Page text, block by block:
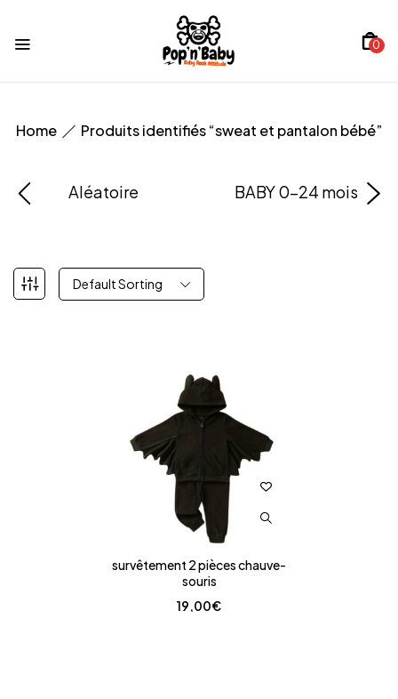
0
Home Produits identifiés “sweat et pantalon bébé”
Aléatoire BABY 0-24 mois
Default Sorting
survêtement 2 pièces chauve-
souris
19,00€